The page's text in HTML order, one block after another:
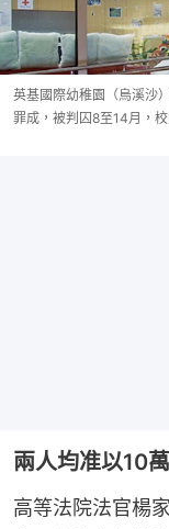
英基國際幼稚園（烏溪沙
罪成，被判囚8至14月，
兩人均准以10
高等法院法官楊